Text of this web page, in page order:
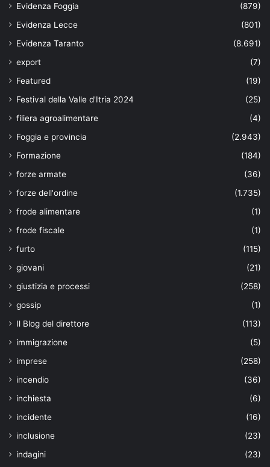
Evidenza Foggia
(879)
Evidenza Lecce
(801)
Evidenza Taranto
(8.691)
export
(7)
Featured
(19)
Festival della Valle d'Itria 2024
(25)
filiera agroalimentare
(4)
Foggia e provincia
(2.943)
Formazione
(184)
forze armate
(36)
forze dell'ordine
(1.735)
frode alimentare
(1)
frode fiscale
(1)
furto
(115)
giovani
(21)
giustizia e processi
(258)
gossip
(1)
Il Blog del direttore
(113)
immigrazione
(5)
imprese
(258)
incendio
(36)
inchiesta
(6)
incidente
(16)
inclusione
(23)
indagini
(23)